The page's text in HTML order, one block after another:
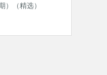
）（精选）